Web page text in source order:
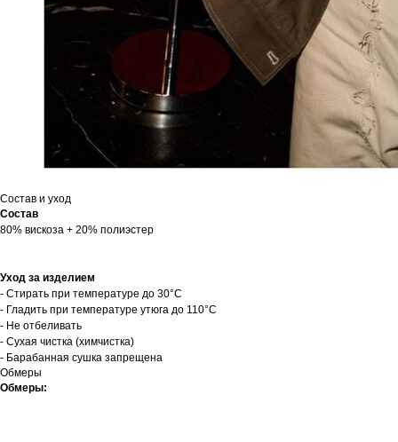
Состав и уход
Состав
80% вискоза + 20% полиэстер
Уход за изделием
- Стирать при температуре до 30°C
- Гладить при температуре утюга до 110°C
- Не отбеливать
- Сухая чистка (химчистка)
- Барабанная сушка запрещена
Обмеры
Обмеры: